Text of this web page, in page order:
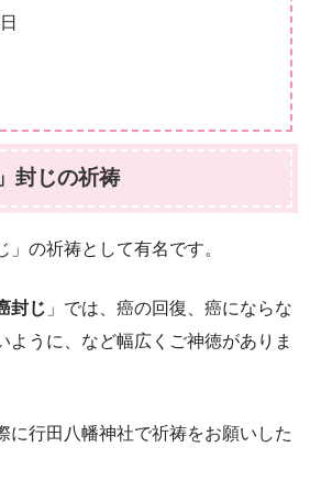
封じの祈祷
の祈祷として有名です。
封じ 」では、癌の回復、癌にならな
ように、など幅広くご神徳がありま
に行田八幡神社で祈祷をお願いした